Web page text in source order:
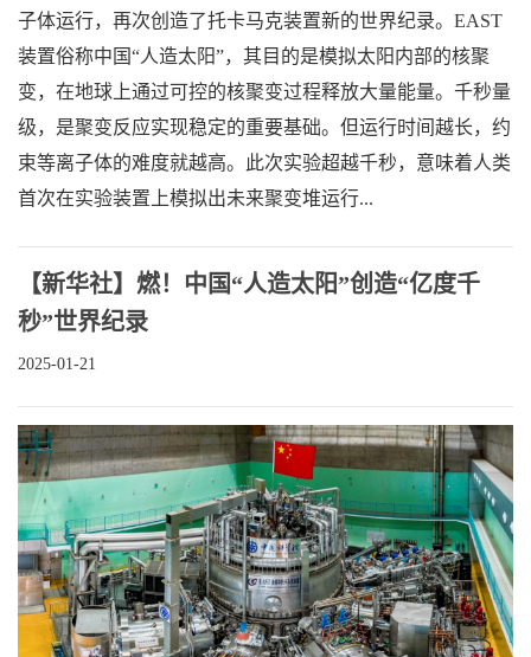
子体运行，再次创造了托卡马克装置新的世界纪录。EAST
装置俗称中国“人造太阳”，其目的是模拟太阳内部的核聚
变，在地球上通过可控的核聚变过程释放大量能量。千秒量
级，是聚变反应实现稳定的重要基础。但运行时间越长，约
束等离子体的难度就越高。此次实验超越千秒，意味着人类
首次在实验装置上模拟出未来聚变堆运行...
【新华社】燃！中国“人造太阳”创造“亿度千
秒”世界纪录
2025-01-21